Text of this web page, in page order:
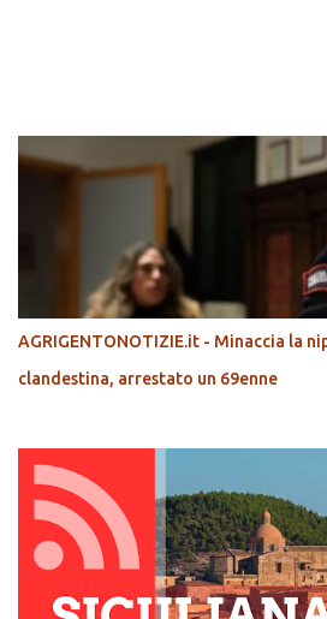
AGRIGENTONOTIZIE.it - Minaccia la
clandestina, arrestato un 69enne